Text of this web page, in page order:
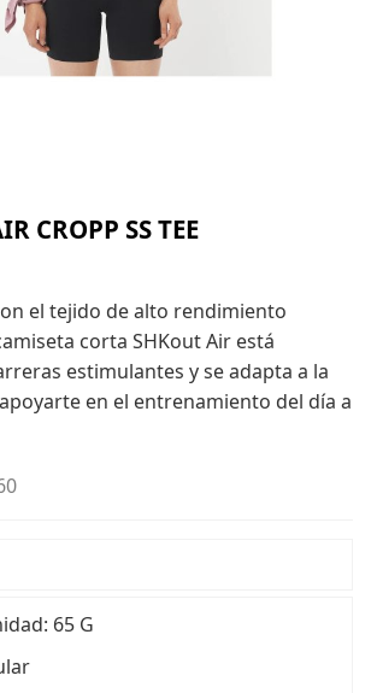
CROPP SS TEE
el tejido de alto rendimiento
corta SHKout Air está
estimulantes y se adapta a la
en el entrenamiento del día a
65 G